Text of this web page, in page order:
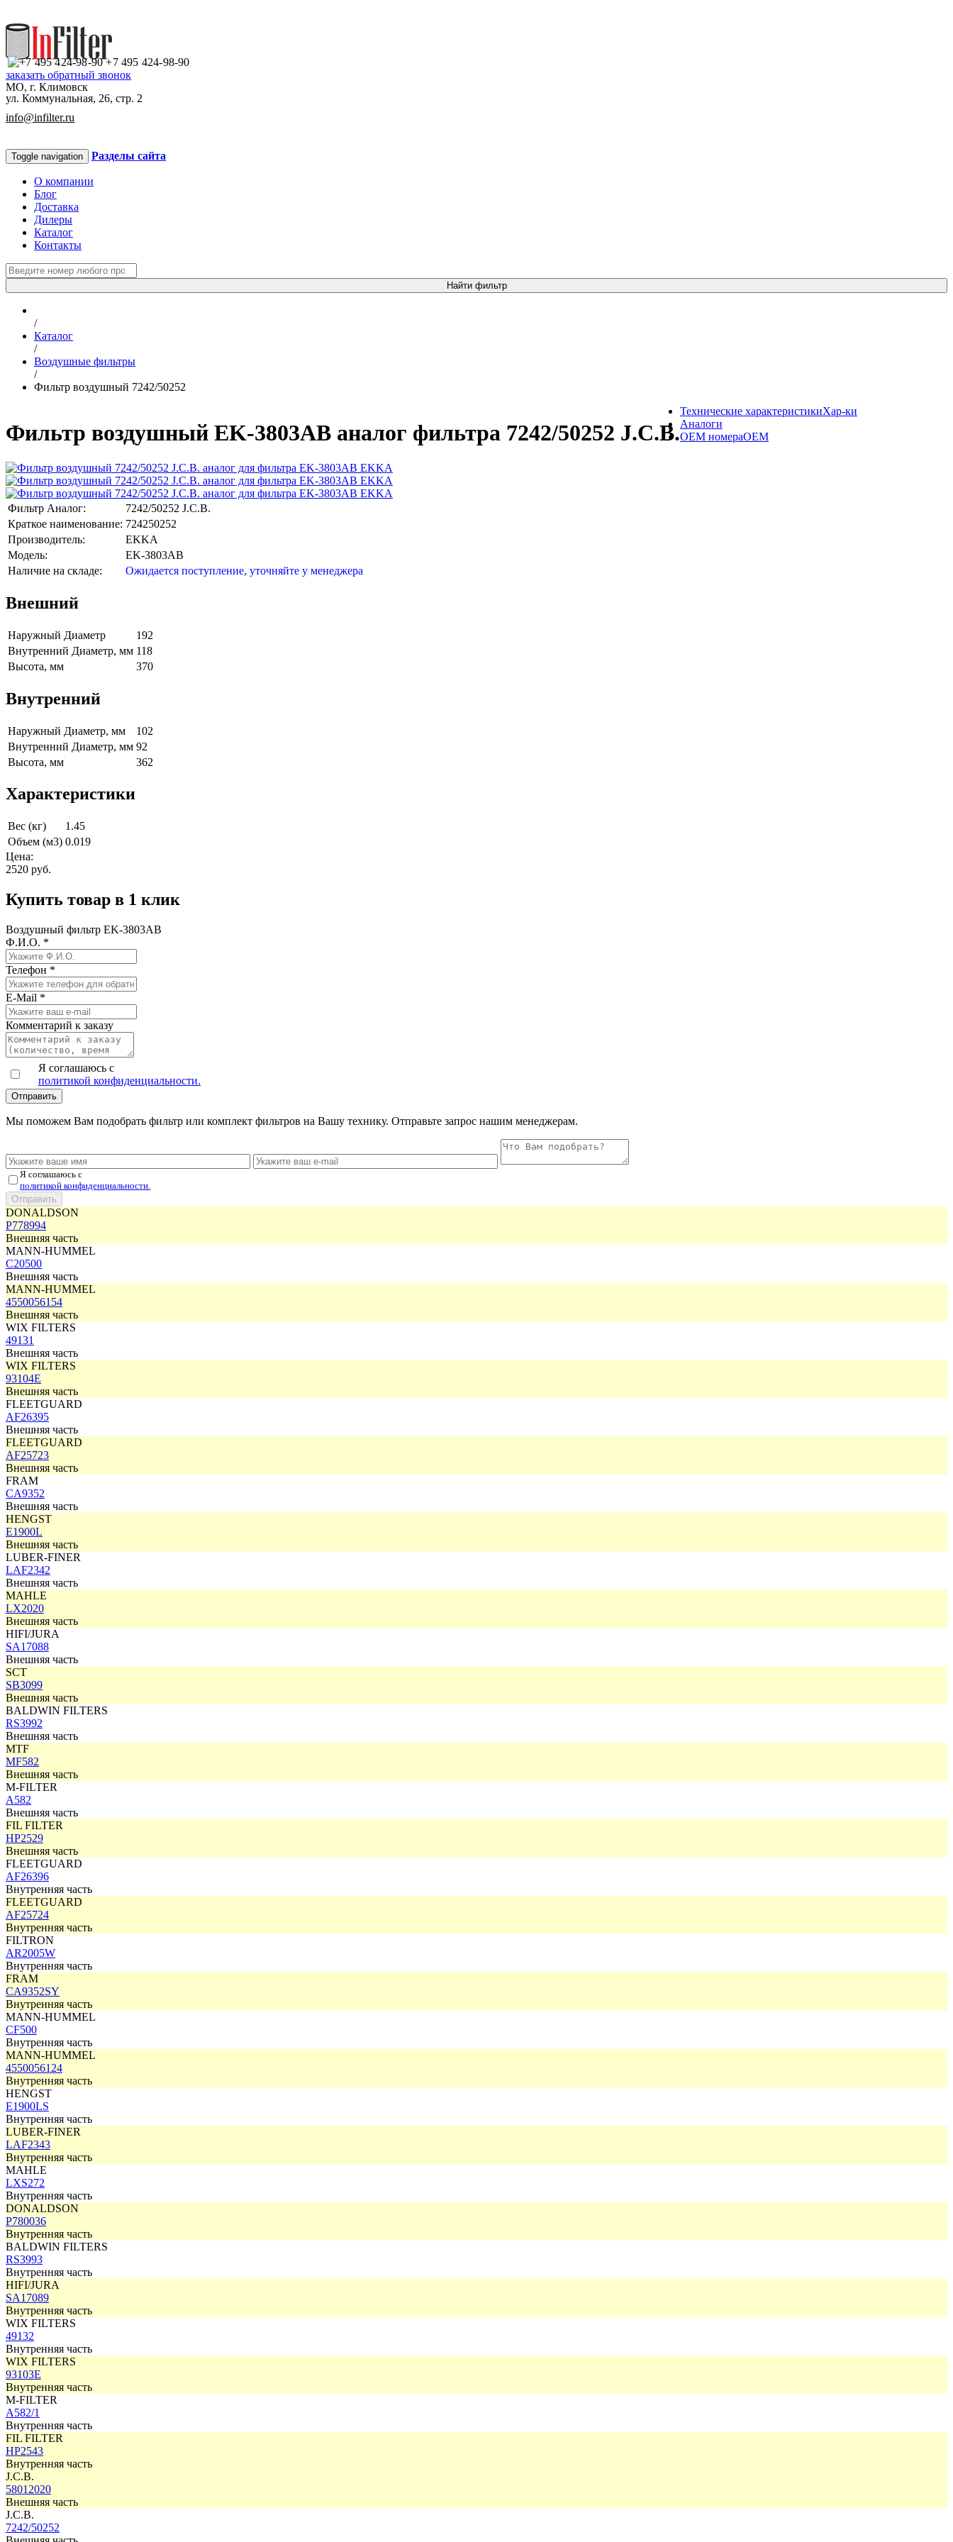
+7 495 424-98-90
заказать обратный звонок
МО, г. Климовск
ул. Коммунальная, 26, стр. 2
info@infilter.ru
Toggle navigation Разделы сайта
О компании
Блог
Доставка
Дилеры
Каталог
Контакты
Найти фильтр
/
Каталог
/
Воздушные фильтры
/
Фильтр воздушный 7242/50252
Фильтр воздушный EK-3803AB аналог фильтра 7242/50252 J.C.B.
Технические характеристикиХар-ки
Аналоги
OEM номераOEM
Фильтр Аналог:
7242/50252 J.C.B.
Краткое наименование: 724250252
Производитель:
EKKA
Модель:
EK-3803AB
Наличие на складе:
Ожидается поступление, уточняйте у менеджера
Внешний
Наружный Диаметр
192
Внутренний Диаметр, мм 118
Высота, мм
370
Внутренний
Наружный Диаметр, мм
102
Внутренний Диаметр, мм 92
Высота, мм
362
Характеристики
Вес (кг)
1.45
Объем (м3) 0.019
Цена:
2520 руб.
Купить товар в 1 клик
Воздушный фильтр EK-3803AB
Ф.И.О. *
Телефон *
E-Mail *
Комментарий к заказу
Я соглашаюсь с
политикой конфиденциальности.
Мы поможем Вам подобрать фильтр или комплект фильтров на Вашу технику. Отправьте запрос нашим менеджерам.
Я соглашаюсь с
политикой конфиденциальности.
DONALDSON
P778994
Внешняя часть
MANN-HUMMEL
C20500
Внешняя часть
MANN-HUMMEL
4550056154
Внешняя часть
WIX FILTERS
49131
Внешняя часть
WIX FILTERS
93104E
Внешняя часть
FLEETGUARD
AF26395
Внешняя часть
FLEETGUARD
AF25723
Внешняя часть
FRAM
CA9352
Внешняя часть
HENGST
E1900L
Внешняя часть
LUBER-FINER
LAF2342
Внешняя часть
MAHLE
LX2020
Внешняя часть
HIFI/JURA
SA17088
Внешняя часть
SCT
SB3099
Внешняя часть
BALDWIN FILTERS
RS3992
Внешняя часть
MTF
MF582
Внешняя часть
M-FILTER
A582
Внешняя часть
FIL FILTER
HP2529
Внешняя часть
FLEETGUARD
AF26396
Внутренняя часть
FLEETGUARD
AF25724
Внутренняя часть
FILTRON
AR2005W
Внутренняя часть
FRAM
CA9352SY
Внутренняя часть
MANN-HUMMEL
CF500
Внутренняя часть
MANN-HUMMEL
4550056124
Внутренняя часть
HENGST
E1900LS
Внутренняя часть
LUBER-FINER
LAF2343
Внутренняя часть
MAHLE
LXS272
Внутренняя часть
DONALDSON
P780036
Внутренняя часть
BALDWIN FILTERS
RS3993
Внутренняя часть
HIFI/JURA
SA17089
Внутренняя часть
WIX FILTERS
49132
Внутренняя часть
WIX FILTERS
93103E
Внутренняя часть
M-FILTER
A582/1
Внутренняя часть
FIL FILTER
HP2543
Внутренняя часть
J.C.B.
58012020
Внешняя часть
J.C.B.
7242/50252